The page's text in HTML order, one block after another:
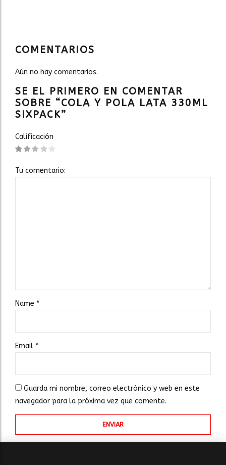
COMENTARIOS
Aún no hay comentarios.
SE EL PRIMERO EN COMENTAR
SOBRE “COLA Y POLA LATA 330ML
SIXPACK”
Calificación
Tu comentario:
Name *
Email *
Guarda mi nombre, correo electrónico y web en este
navegador para la próxima vez que comente.